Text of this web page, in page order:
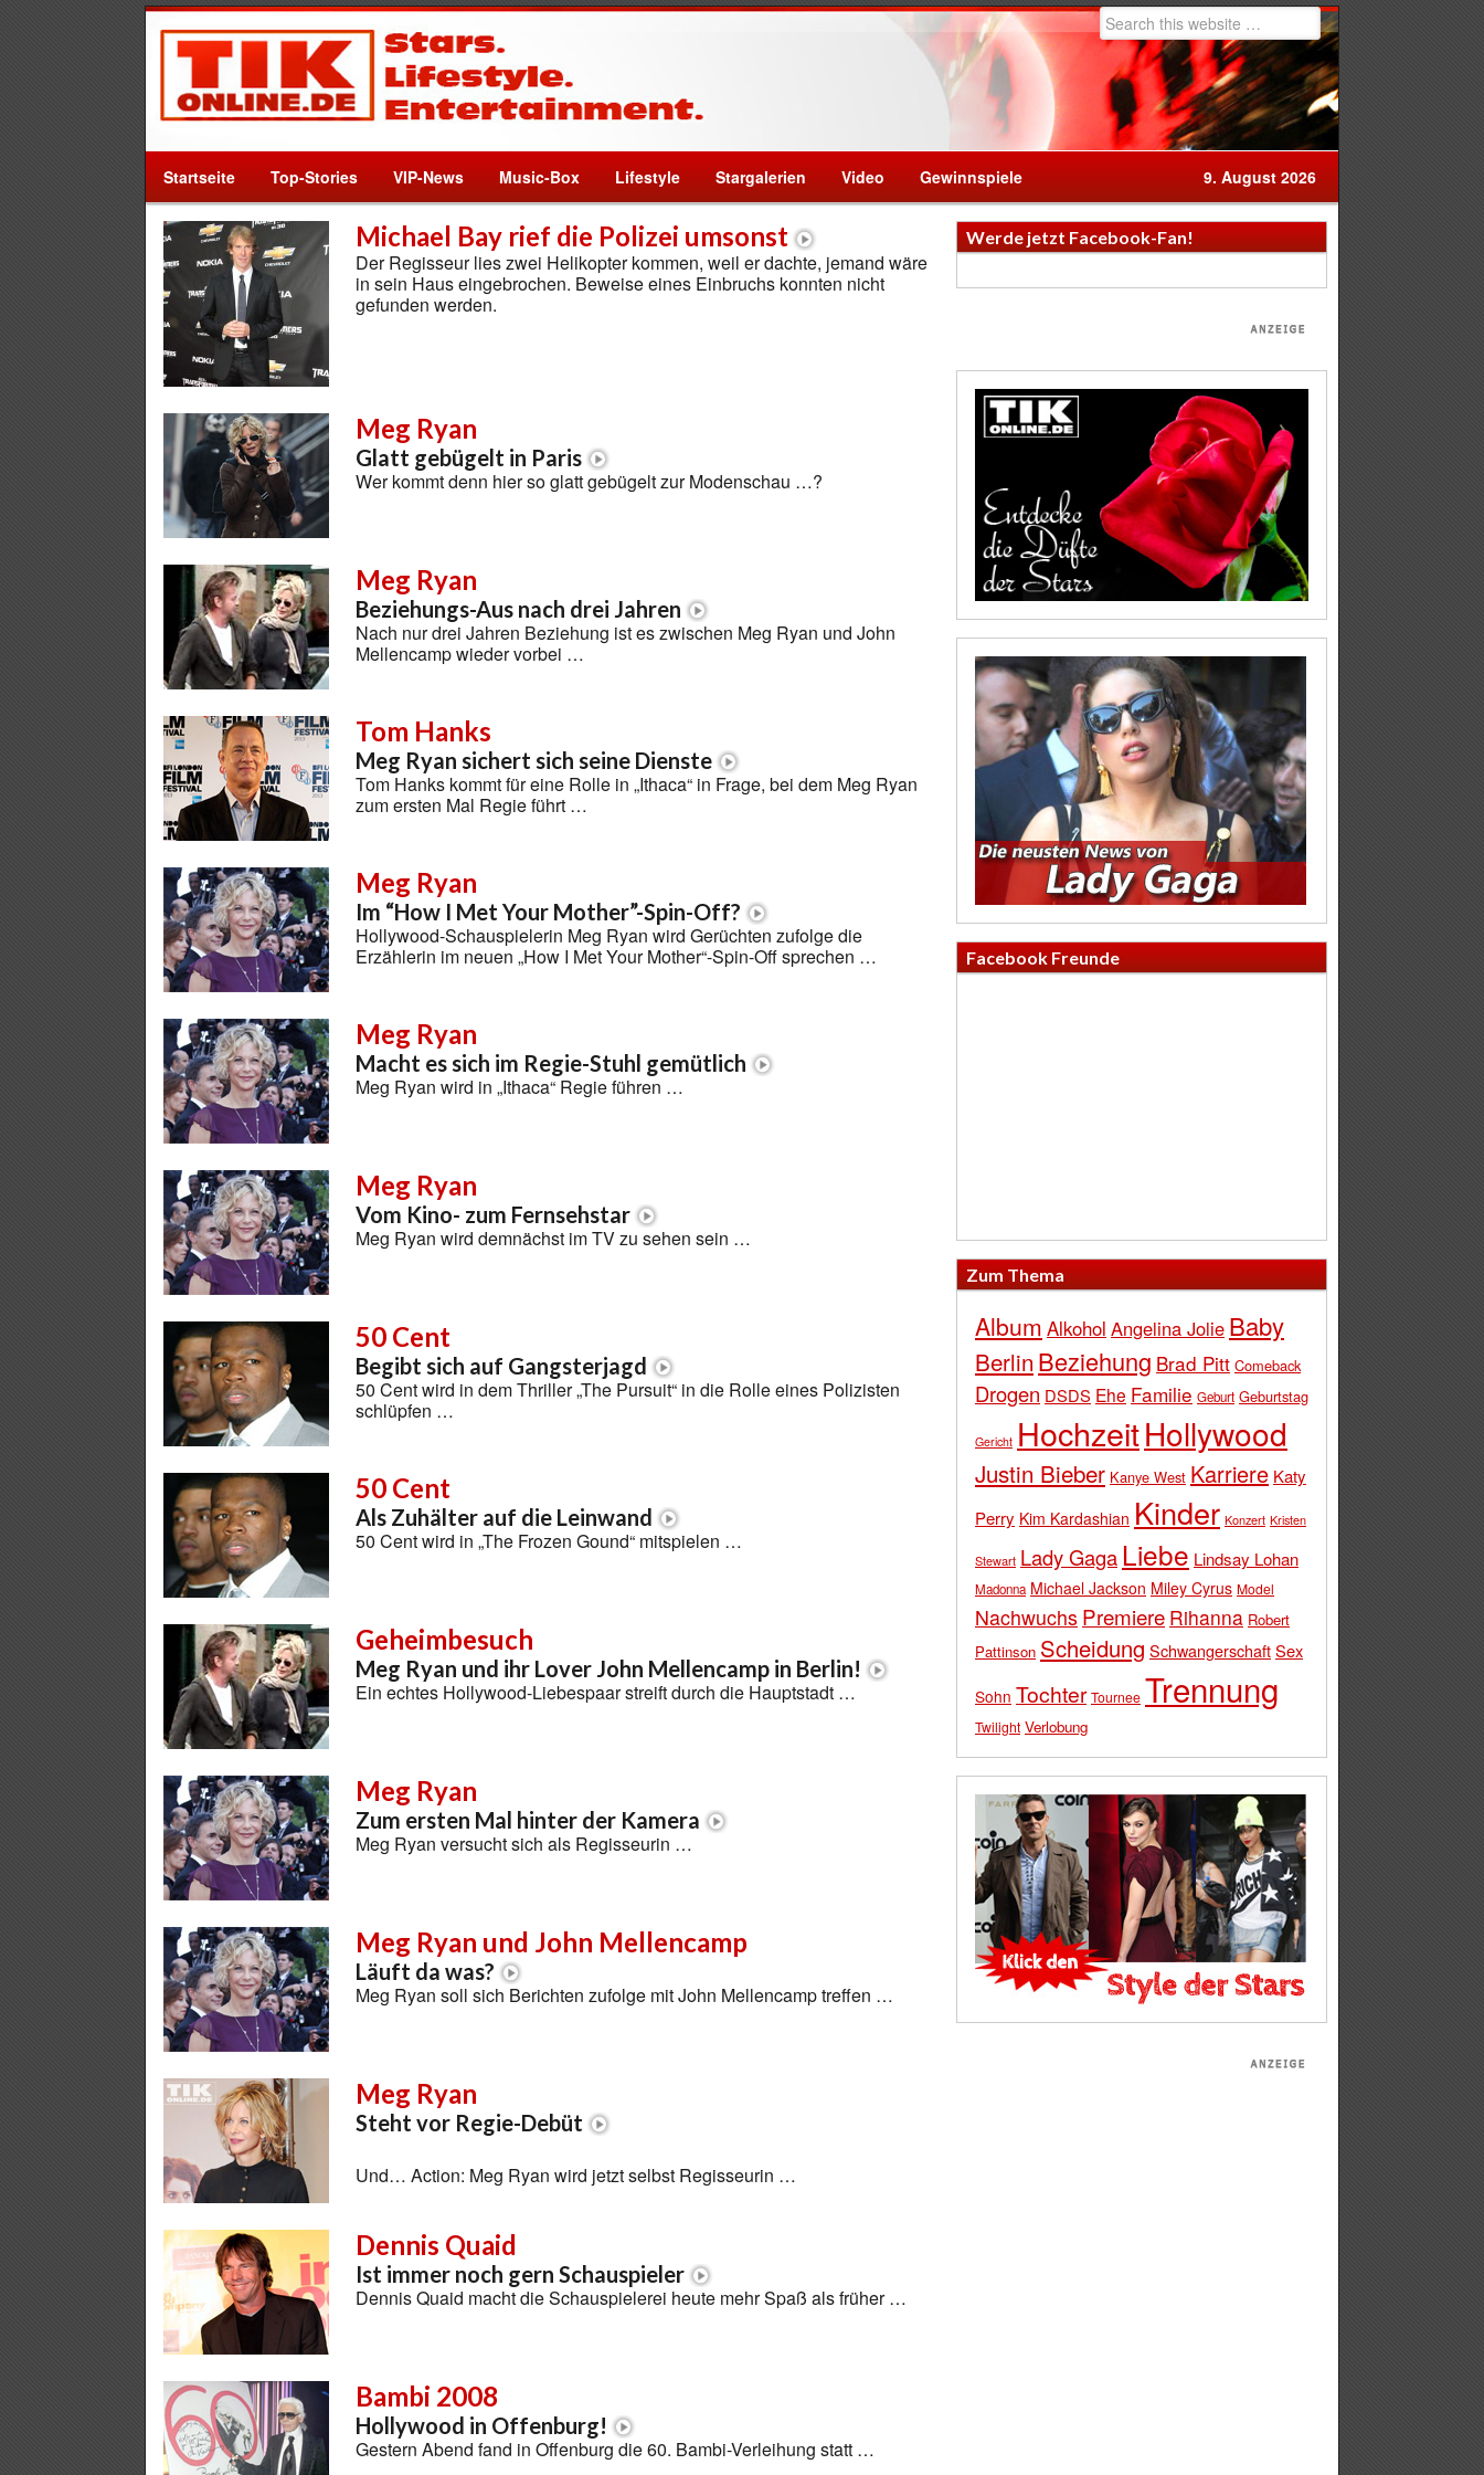
Startseite Top-Stories VIP-News Music-Box Lifestyle Stargalerien Video Gewinnspiele 9. August 2026
Michael Bay rief die Polizei umsonst
Der Regisseur lies zwei Helikopter kommen, weil er dachte, jemand wäre
in sein Haus eingebrochen. Beweise eines Einbruchs konnten nicht
gefunden werden.
Meg Ryan
Glatt gebügelt in Paris
Wer kommt denn hier so glatt gebügelt zur Modenschau …?
Meg Ryan
Beziehungs-Aus nach drei Jahren
Nach nur drei Jahren Beziehung ist es zwischen Meg Ryan und John
Mellencamp wieder vorbei …
Tom Hanks
Meg Ryan sichert sich seine Dienste
Tom Hanks kommt für eine Rolle in „Ithaca“ in Frage, bei dem Meg Ryan
zum ersten Mal Regie führt …
Meg Ryan
Im “How I Met Your Mother”-Spin-Off?
Hollywood-Schauspielerin Meg Ryan wird Gerüchten zufolge die
Erzählerin im neuen „How I Met Your Mother“-Spin-Off sprechen …
Meg Ryan
Macht es sich im Regie-Stuhl gemütlich
Meg Ryan wird in „Ithaca“ Regie führen …
Meg Ryan
Vom Kino- zum Fernsehstar
Meg Ryan wird demnächst im TV zu sehen sein …
50 Cent
Begibt sich auf Gangsterjagd
50 Cent wird in dem Thriller „The Pursuit“ in die Rolle eines Polizisten
schlüpfen …
50 Cent
Als Zuhälter auf die Leinwand
50 Cent wird in „The Frozen Gound“ mitspielen …
Geheimbesuch
Meg Ryan und ihr Lover John Mellencamp in Berlin!
Ein echtes Hollywood-Liebespaar streift durch die Hauptstadt …
Meg Ryan
Zum ersten Mal hinter der Kamera
Meg Ryan versucht sich als Regisseurin …
Meg Ryan und John Mellencamp
Läuft da was?
Meg Ryan soll sich Berichten zufolge mit John Mellencamp treffen …
Meg Ryan
Steht vor Regie-Debüt
Und… Action: Meg Ryan wird jetzt selbst Regisseurin …
Dennis Quaid
Ist immer noch gern Schauspieler
Dennis Quaid macht die Schauspielerei heute mehr Spaß als früher …
Bambi 2008
Hollywood in Offenburg!
Gestern Abend fand in Offenburg die 60. Bambi-Verleihung statt …
Werde jetzt Facebook-Fan!
Facebook Freunde
Zum Thema
Album Alkohol Angelina Jolie Baby
Berlin Beziehung Brad Pitt Comeback
Drogen DSDS Ehe Familie Geburt Geburtstag
Gericht HochzeitHollywood
Justin Bieber Kanye West Karriere Katy
Perry Kim Kardashian Kinder Konzert Kristen
Stewart Lady Gaga Liebe Lindsay Lohan
Madonna Michael Jackson Miley Cyrus Model
Nachwuchs Premiere Rihanna Robert
Pattinson Scheidung SchwangerschaftSex
Sohn Tochter Tournee Trennung
Twilight Verlobung